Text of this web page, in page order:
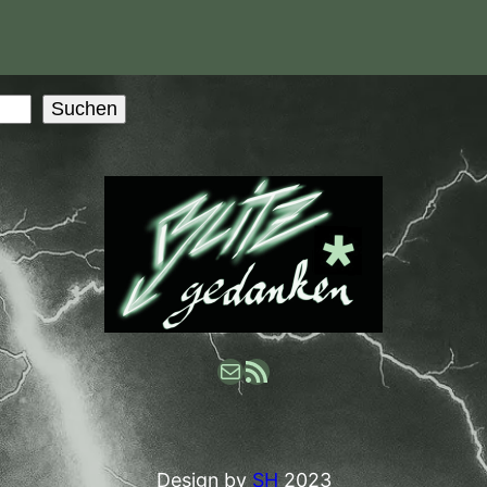
Suchen
E-Mail RSS-Feed
Design bySH2023